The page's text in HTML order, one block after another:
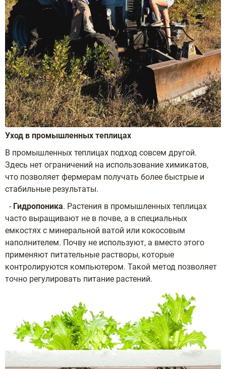
Уход в промышленных теплицах
В промышленных теплицах подход совсем другой.
Здесь нет ограничений на использование химикатов,
что позволяет фермерам получать более быстрые и
стабильные результаты.
- Гидропоника. Растения в промышленных теплицах
часто выращивают не в почве, а в специальных
емкостях с минеральной ватой или кокосовым
наполнителем. Почву не используют, а вместо этого
применяют питательные растворы, которые
контролируются компьютером. Такой метод позволяет
точно регулировать питание растений.